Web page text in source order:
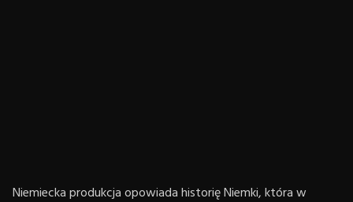
Niemiecka produkcja opowiada historię Niemki, która w